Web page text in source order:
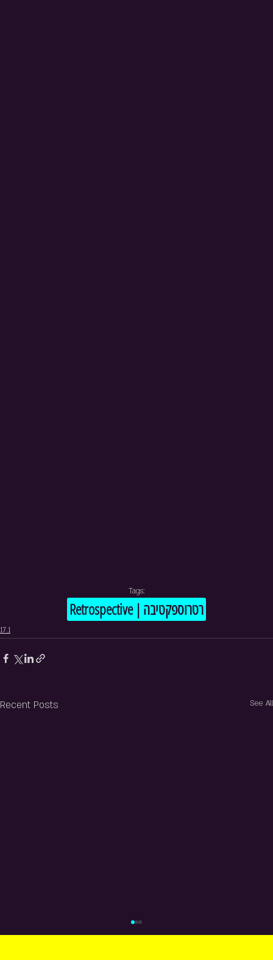
Tags:
Retrospective | רטרוספקטיבה
17.1
Recent Posts See All